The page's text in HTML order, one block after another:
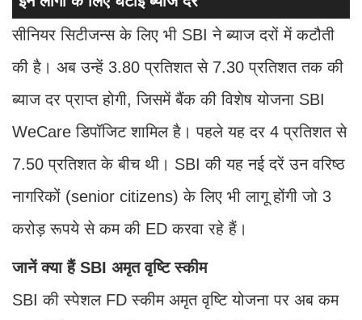
सीनियर सिटीजन्स के लिए भी SBI ने ब्याज दरों में कटौती
की है। अब उन्हें 3.80 प्रतिशत से 7.30 प्रतिशत तक की
ब्याज दर प्राप्त होगी, जिसमें बैंक की विशेष योजना SBI
WeCare डिपॉजिट शामिल है। पहले यह दर 4 प्रतिशत से
7.50 प्रतिशत के बीच थी। SBI की यह नई दरें उन वरिष्ठ
नागरिकों (senior citizens) के लिए भी लागू होंगी जो 3
करोड़ रूपये से कम की ED करवा रहे हैं।
जानें क्या हैं SBI अमृत वृष्टि स्कीम
SBI की स्पेशल FD स्कीम अमृत वृष्टि योजना पर अब कम